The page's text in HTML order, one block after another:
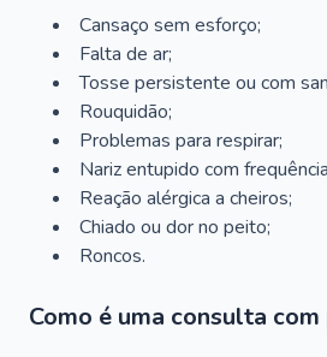
Cansaço sem esforço;
Falta de ar;
Tosse persistente ou com
Rouquidão;
Problemas para respirar;
Nariz entupido com
Reação alérgica a cheiros;
Chiado ou dor no peito;
Roncos.
Como é uma consulta